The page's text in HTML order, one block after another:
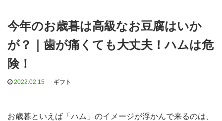
今年のお歳暮は高級なお豆腐はいか
が？｜歯が痛くても大丈夫！ハムは危
険！
2022.02.15 ギフト
お歳暮といえば「ハム」のイメージが浮かんで来るのは、